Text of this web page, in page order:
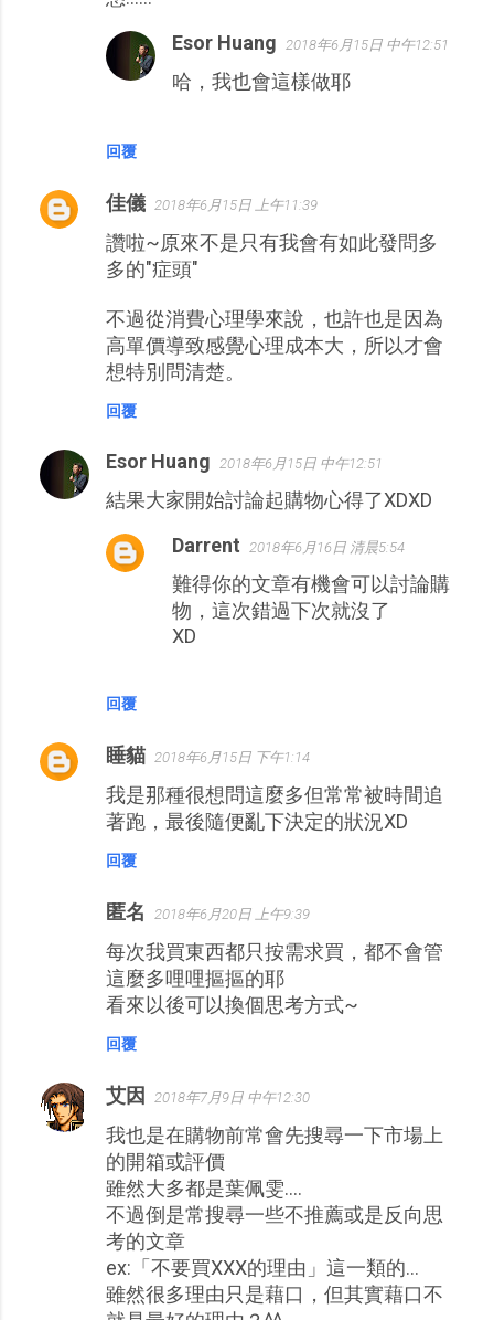
回覆
Esor Huang 2018年6月15日 中午12:51
哈，我也會這樣做耶
佳儀 2018年6月15日 上午11:39
讚啦~原來不是只有我會有如此發問多
多的"症頭"
不過從消費心理學來說，也許也是因為
高單價導致感覺心理成本大，所以才會
想特別問清楚。
回覆
Esor Huang 2018年6月15日 中午12:51
結果大家開始討論起購物心得了XDXD
回覆
Darrent 2018年6月16日 清晨5:54
難得你的文章有機會可以討論購
物，這次錯過下次就沒了
XD
睡貓 2018年6月15日 下午1:14
我是那種很想問這麼多但常常被時間追
著跑，最後隨便亂下決定的狀況XD
回覆
匿名 2018年6月20日 上午9:39
每次我買東西都只按需求買，都不會管
這麼多哩哩摳摳的耶
看來以後可以換個思考方式~
回覆
艾因 2018年7月9日 中午12:30
我也是在購物前常會先搜尋一下市場上
的開箱或評價
雖然大多都是葉佩雯....
不過倒是常搜尋一些不推薦或是反向思
考的文章
ex:「不要買XXX的理由」這一類的...
雖然很多理由只是藉口，但其實藉口不